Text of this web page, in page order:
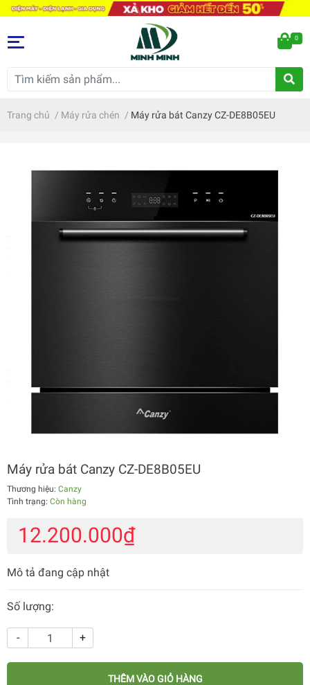
0
Trang chủ / Máy rửa chén / Máy rửa bát Canzy CZ-DE8B05EU
Máy rửa bát Canzy CZ-DE8B05EU
Thương hiệu: Canzy
Tình trạng: Còn hàng
12.200.000₫
Mô tả đang cập nhật
Số lượng:
- +
THÊM VÀO GIỎ HÀNG